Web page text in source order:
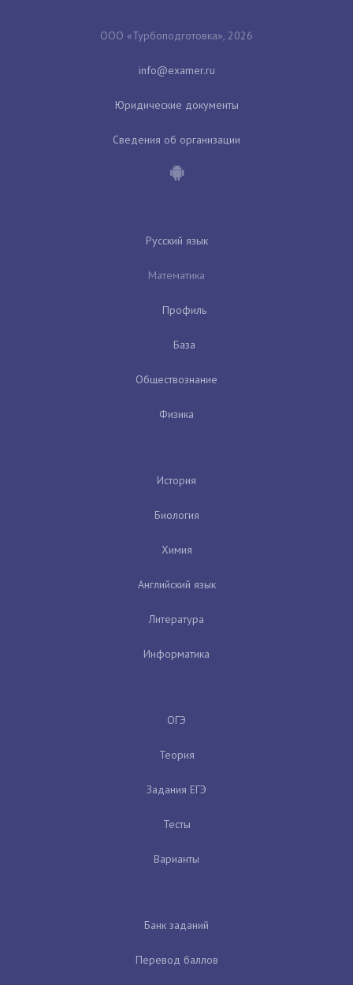
ООО «Турбоподготовка», 2026
Юридические документы
Сведения об организации
Русский язык
Математика
Профиль
База
Обществознание
Физика
История
Биология
Химия
Английский язык
Литература
Информатика
ОГЭ
Теория
Задания ЕГЭ
Тесты
Варианты
Банк заданий
Перевод баллов